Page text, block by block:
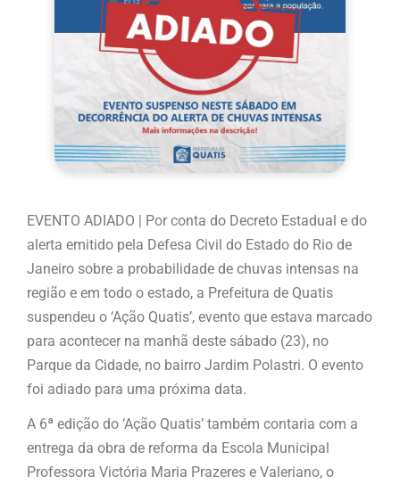
EVENTO ADIADO | Por conta do Decreto Estadual e do
alerta emitido pela Defesa Civil do Estado do Rio de
Janeiro sobre a probabilidade de chuvas intensas na
região e em todo o estado, a Prefeitura de Quatis
suspendeu o ‘Ação Quatis’, evento que estava marcado
para acontecer na manhã deste sábado (23), no
Parque da Cidade, no bairro Jardim Polastri. O evento
foi adiado para uma próxima data.
A 6ª edição do ‘Ação Quatis’ também contaria com a
entrega da obra de reforma da Escola Municipal
Professora Victória Maria Prazeres e Valeriano, o